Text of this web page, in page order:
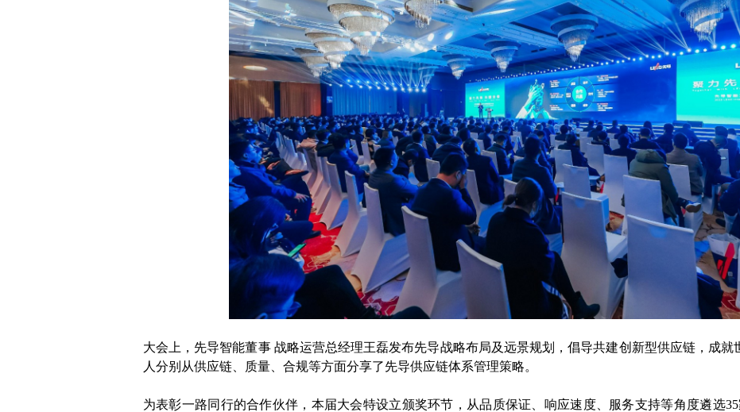
大会上，先导智能董事 战略运营总经理王磊发布先导战略布局及远景规划，倡导共建创新型供应链，成
人分别从供应链、质量、合规等方面分享了先导供应链体系管理策略。
为表彰一路同行的合作伙伴，本届大会特设立颁奖环节，从品质保证、响应速度、服务支持等角度遴选